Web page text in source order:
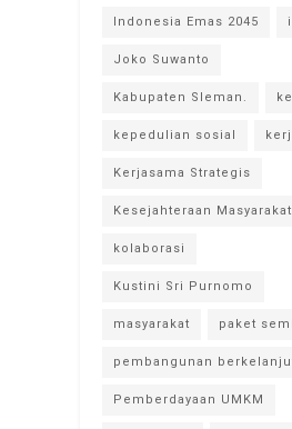
Indonesia Emas 2045
Joko Suwanto
Kabupaten Sleman.
kepedulian sosial
Kerjasama Strategis
Kesejahteraan Masyarakat
kolaborasi
Kustini Sri Purnomo
masyarakat paket
pembangunan
Pemberdayaan UMKM